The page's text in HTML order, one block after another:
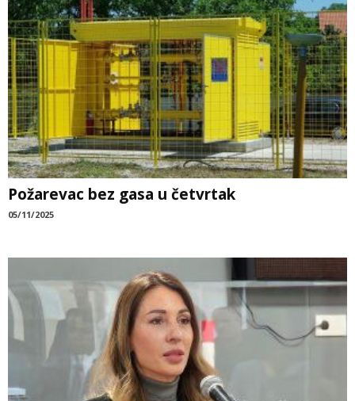
Požarevac bez gasa u četvrtak
05/11/2025